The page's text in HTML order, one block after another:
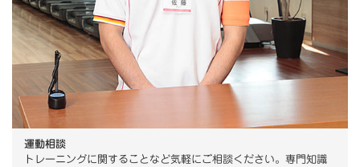
運動相談
トレーニングに関することなど気軽にご相談ください。専門知識